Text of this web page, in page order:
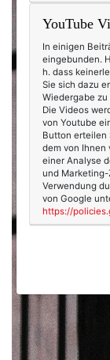
YouTube
In einigen
eingebunden.
h. dass
Sie sich dazu
Wiedergabe
Die Videos
von Youtube
Button erteilen
dem von Ihnen
einer Analyse
und
Verwendung
von Google
https://